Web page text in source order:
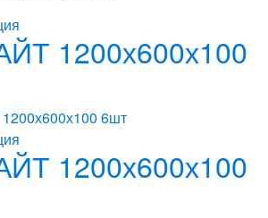
1200х600х100
1200х600х100